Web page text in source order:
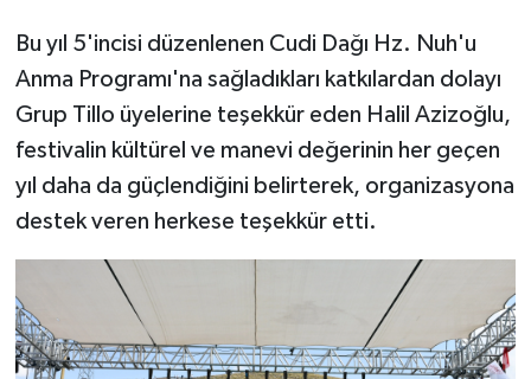
Bu yıl 5'incisi düzenlenen Cudi Dağı Hz. Nuh'u
Anma Programı'na sağladıkları katkılardan dolayı
Grup Tillo üyelerine teşekkür eden Halil Azizoğlu,
festivalin kültürel ve manevi değerinin her geçen
yıl daha da güçlendiğini belirterek, organizasyona
destek veren herkese teşekkür etti.